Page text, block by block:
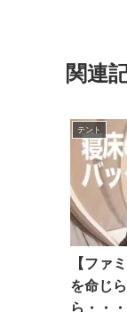
関連
テント
【ファ
を命じ
ら・・